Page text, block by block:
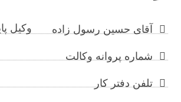
آقای حسین رسول زاده وکیل
شماره پروانه وکالت
تلفن دفتر کار